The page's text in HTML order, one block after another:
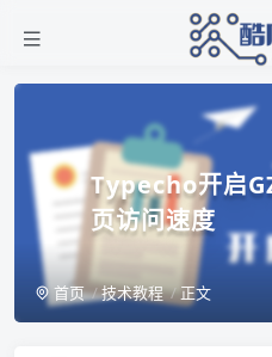
Typecho开启
页访问速度
首页 技术教程 正文